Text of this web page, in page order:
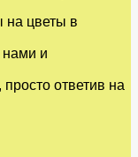
на цветы в
и
ответив на